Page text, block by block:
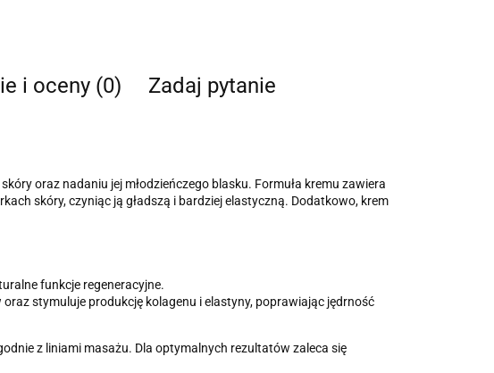
i oceny (0) Zadaj pytanie
oraz nadaniu jej młodzieńczego blasku. Formuła kremu zawiera
skóry, czyniąc ją gładszą i bardziej elastyczną. Dodatkowo, krem
funkcje regeneracyjne.
stymuluje produkcję kolagenu i elastyny, poprawiając jędrność
z liniami masażu. Dla optymalnych rezultatów zaleca się